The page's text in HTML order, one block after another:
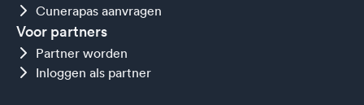
Cunerapas aanvragen
Voor partners
Partner worden
Inloggen als partner